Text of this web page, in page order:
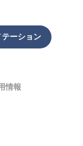
ーション
情報